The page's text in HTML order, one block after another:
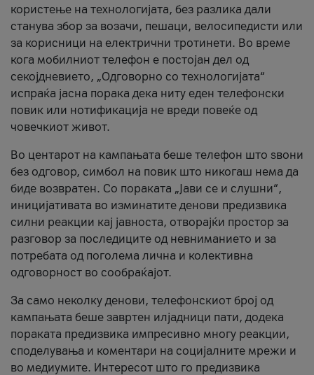
користење на технологијата, без разлика дали
станува збор за возачи, пешаци, велосипедисти или
за корисници на електрични тротинети. Во време
кога мобилниот телефон е постојан дел од
секојдневието, „Одговорно со технологијата“
испраќа јасна порака дека ниту еден телефонски
повик или нотификација не вреди повеќе од
човечкиот живот.
Во центарот на кампањата беше телефон што ѕвони
без одговор, симбол на повик што никогаш нема да
биде возвратен. Со пораката „Јави се и слушни“,
иницијативата во изминатите денови предизвика
силни реакции кај јавноста, отворајќи простор за
разговор за последиците од невниманието и за
потребата од поголема лична и колективна
одговорност во сообраќајот.
За само неколку денови, телефонскиот број од
кампањата беше завртен илјадници пати, додека
пораката предизвика импресивно многу реакции,
споделувања и коментари на социјалните мрежи и
во медиумите. Интересот што го предизвика